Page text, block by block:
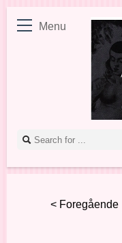
Menu
< Foregående